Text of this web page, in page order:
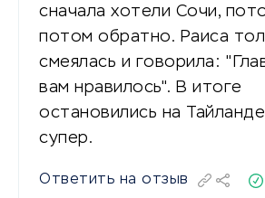
сначала хотели Сочи,
потом обратно. Раиса
смеялась и говорила:
вам нравилось". В итоге
остановились на
супер.
Ответить на отзыв